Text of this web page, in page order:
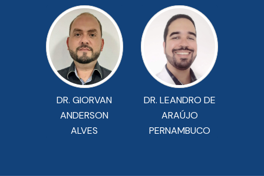
DR. GIORVAN
ANDERSON
ALVES
DR. LEANDRO DE
ARAÚJO
PERNAMBUCO